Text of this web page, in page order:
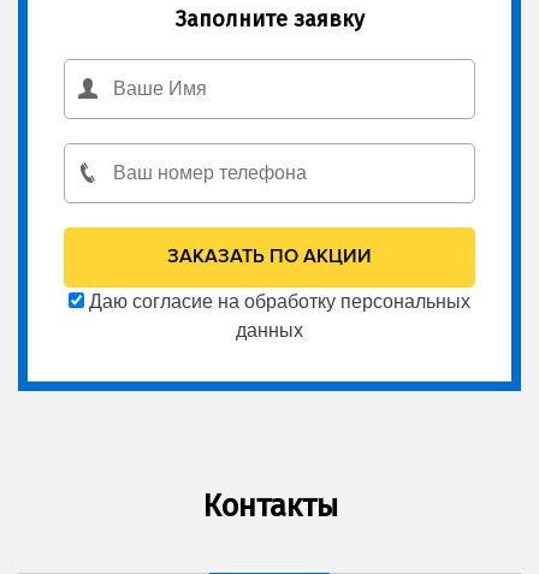
Заполните заявку
Даю согласие на обработку персональных
данных
Контакты